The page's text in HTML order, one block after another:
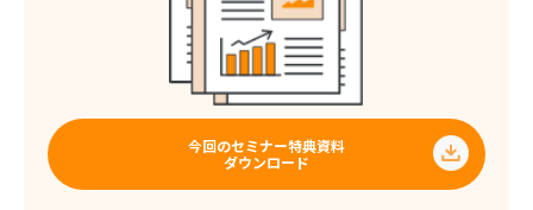
今回のセミナー特典資料
ダウンロード